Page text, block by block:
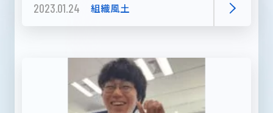
2023.01.24 組織風土